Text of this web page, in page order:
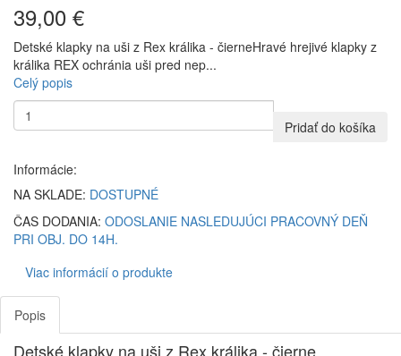
39,00 €
Detské klapky na uši z Rex králika - čierneHravé hrejivé klapky z
králika REX ochránia uši pred nep...
Celý popis
Pridať do košíka
Informácie:
NA SKLADE: DOSTUPNÉ
ČAS DODANIA: ODOSLANIE NASLEDUJÚCI PRACOVNÝ DEŇ
PRI OBJ. DO 14H.
Viac informácií o produkte
Popis
Detské klapky na uši z Rex králika - čierne